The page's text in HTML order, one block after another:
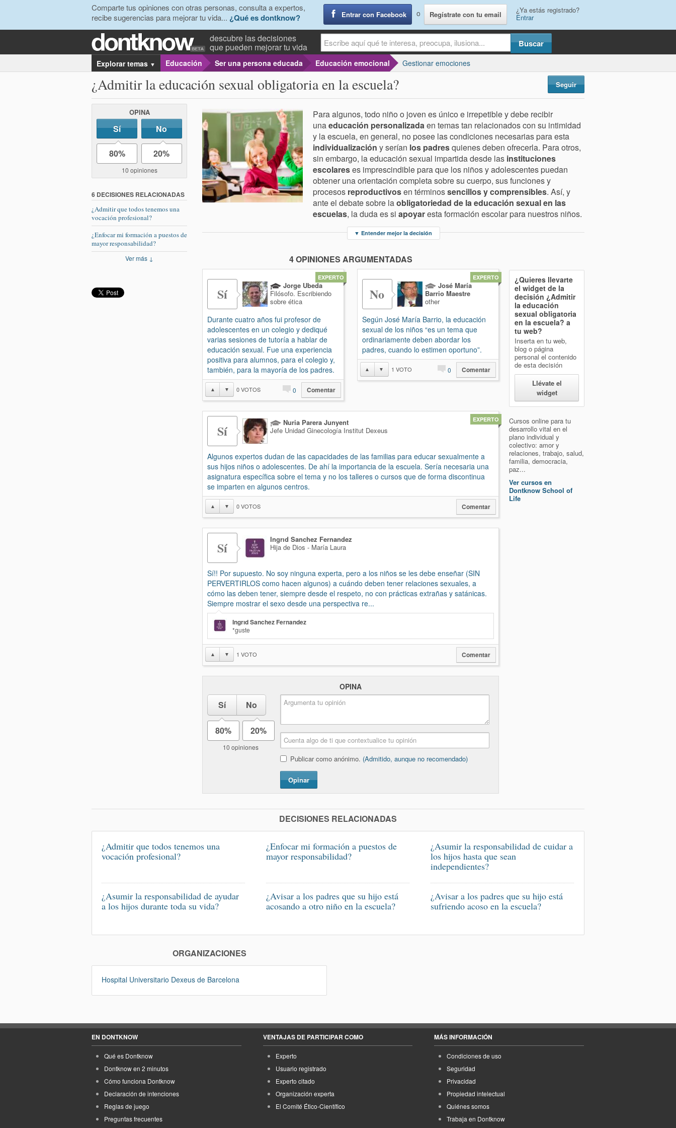
Comparte tus opiniones con otras personas, consulta a expertos,
recibe sugerencias para mejorar tu vida... ¿Qué es dontknow? Entrar con Facebook o Regístrate con tu email ¿Ya estás registrado?
Entrar
descubre las decisiones
que pueden mejorar tu vida
Explorar temas ▼ Educación Ser una persona educada Educación emocional Gestionar emociones
¿Admitir la educación sexual obligatoria en la escuela? Seguir
OPINA
Sí No
80% 20%
10 opiniones
6 DECISIONES RELACIONADAS
¿Admitir que todos tenemos una
vocación profesional?
¿Enfocar mi formación a puestos de
mayor responsabilidad?
Ver más ↓
Para algunos, todo niño o joven es único e irrepetible y debe recibir
unaeducación personalizadaen temas tan relacionados con su intimidad
y la escuela, en general, no posee las condiciones necesarias para esta
individualización y serían los padresquienes deben ofrecerla. Para otros,
sin embargo, la educación sexual impartida desde las instituciones
escolareses imprescindible para que los niños y adolescentes puedan
obtener una orientación completa sobre su cuerpo, sus funciones y
procesos reproductivosen términossencillos y comprensibles. Así, y
ante el debate sobre laobligatoriedad de la educación sexual en las
escuelas, la duda es si apoyaresta formación escolar para nuestros niños.
▼ Entender mejor la decisión
4 OPINIONES ARGUMENTADAS
Sí
Jorge Ubeda
Filósofo. Escribiendo
sobre ética
Durante cuatro años fui profesor de
adolescentes en un colegio y dediqué
varias sesiones de tutoría a hablar de
educación sexual. Fue una experiencia
positiva para alumnos, para el colegio y,
también, para la mayoría de los padres.
EXPERTO
▲ ▼ 0VOTOS 0 Comentar
No
José María
Barrio Maestre
other
Según José María Barrio, la educación
sexual de los niños “es un tema que
ordinariamente deben abordar los
padres, cuando lo estimen oportuno”.
EXPERTO
▲ ▼ 1 VOTO 0 Comentar
Sí
Nuria Parera Junyent
Jefe Unidad Ginecología Institut Dexeus
Algunos expertos dudan de las capacidades de las familias para educar sexualmente a
sus hijos niños o adolescentes. De ahí la importancia de la escuela. Sería necesaria una
asignatura específica sobre el tema y no los talleres o cursos que de forma discontinua
se imparten en algunos centros.
EXPERTO
▲ ▼ 0VOTOS Comentar
Sí
Ingrıd Sanchez Fernandez
Hija de Dios - María Laura
Sí!! Por supuesto. No soy ninguna experta, pero a los niños se les debe enseñar (SIN
PERVERTIRLOS como hacen algunos) a cuándo deben tener relaciones sexuales, a
cómo las deben tener, siempre desde el respeto, no con prácticas extrañas y satánicas.
Siempre mostrar el sexo desde una perspectiva re...
Ingrıd Sanchez Fernandez
*guste
▲ ▼ 1 VOTO Comentar
OPINA
Sí No
80% 20%
10 opiniones
Publicar como anónimo. (Admitido, aunque no recomendado)
Opinar
¿Quieres llevarte
el widget de la
decisión ¿Admitir
la educación
sexual obligatoria
en la escuela? a
tu web?
Inserta en tu web,
blog o página
personal el contenido
de esta decisión
Llévate el
widget
Cursos online para tu
desarrollo vital en el
plano individual y
colectivo: amor y
relaciones, trabajo, salud,
familia, democracia,
paz...
Ver cursos en
Dontknow School of
Life
DECISIONES RELACIONADAS
¿Admitir que todos tenemos una
vocación profesional?
¿Enfocar mi formación a puestos de
mayor responsabilidad?
¿Asumir la responsabilidad de cuidar a
los hijos hasta que sean
independientes?
¿Asumir la responsabilidad de ayudar
a los hijos durante toda su vida?
¿Avisar a los padres que su hijo está
acosando a otro niño en la escuela?
¿Avisar a los padres que su hijo está
sufriendo acoso en la escuela?
ORGANIZACIONES
Hospital Universitario Dexeus de Barcelona
EN DONTKNOW
Qué es Dontknow
Dontknow en 2 minutos
Cómo funciona Dontknow
Declaración de intenciones
Reglas de juego
Preguntas frecuentes
VENTAJAS DE PARTICIPAR COMO
Experto
Usuario registrado
Experto citado
Organización experta
El Comité Ético-Científico
MÁS INFORMACIÓN
Condiciones de uso
Seguridad
Privacidad
Propiedad intelectual
Quiénes somos
Trabaja en Dontknow